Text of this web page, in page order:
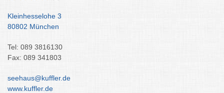
Kleinhesselohe 3
80802 München
Tel: 089 3816130
Fax: 089 341803
seehaus@kuffler.de
www.kuffler.de